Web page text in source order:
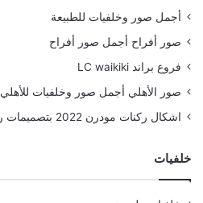
أجمل صور وخلفيات للطبيعة
صور أفراح أجمل صور أفراح
فروع براند LC waikiki
صور الأهلي أجمل صور وخلفيات للأهلي
اشكال ركنات مودرن 2022 بتصميمات رائعة
خلفيات